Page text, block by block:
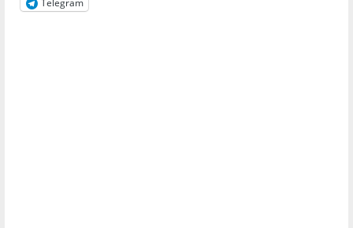
Telegram